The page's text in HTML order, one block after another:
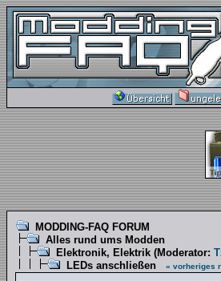
MODDING-FAQ FORUM
Alles rund ums Modden
Elektronik, Elektrik (Moderator:
LEDs anschließen
« vorheriges